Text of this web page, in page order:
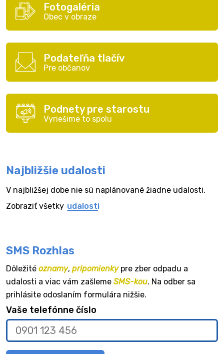
Fotogaléria
Obec v obraze
Podateľňa tlačív
Pre občanov
Podnety pre starostu
Vyriešime to spolu
Najbližšie udalosti
V najbližšej dobe nie sú naplánované žiadne udalosti.
Zobraziť všetky udalosti
SMS Rozhlas
Dôležité oznamy, pripomienkypre zber odpadu a
udalosti a viac vám zašleme SMS-kou. Na odber sa
prihlásite odoslaním formulára nižšie.
Vaše telefónne číslo